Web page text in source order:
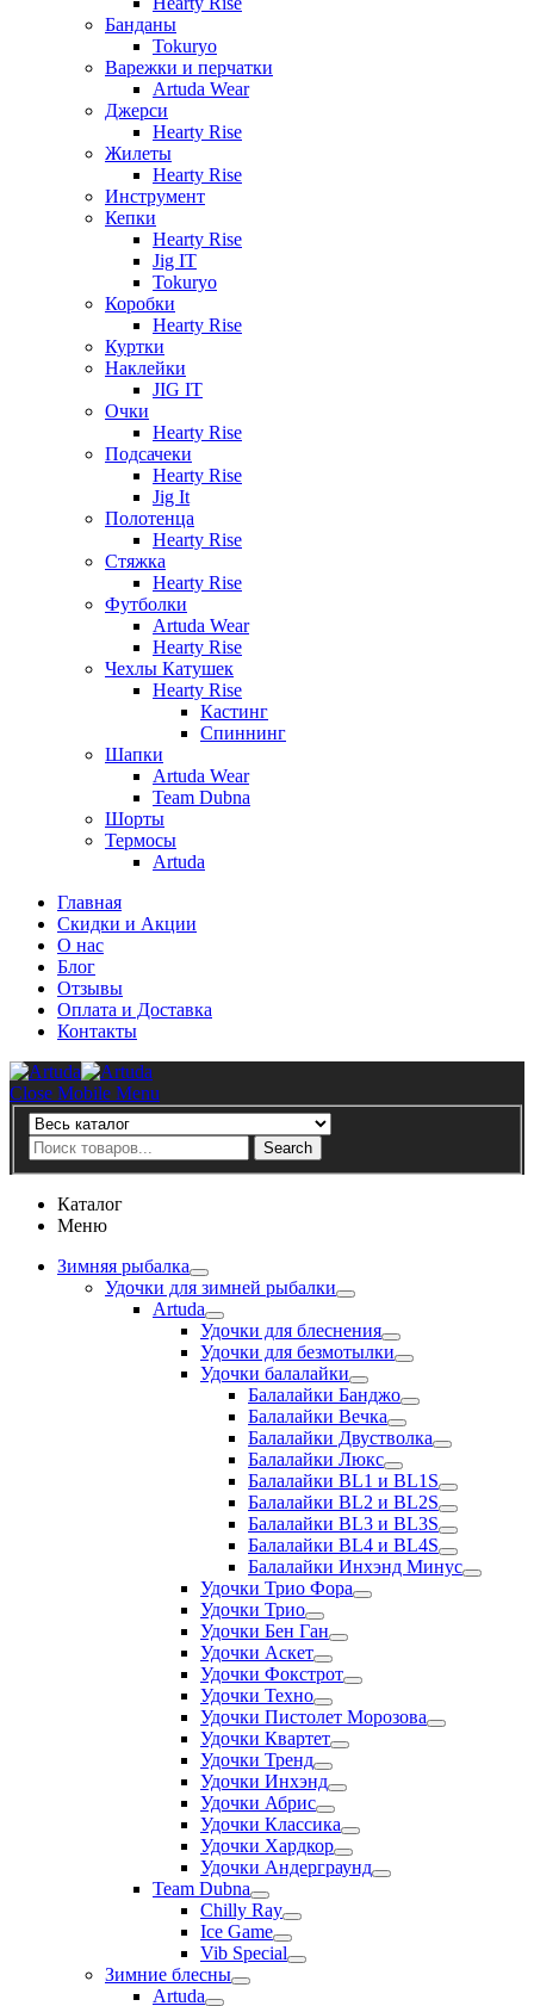
Банданы
Tokuryo
Варежки и перчатки
Artuda Wear
Джерси
Hearty Rise
Жилеты
Hearty Rise
Инструмент
Кепки
Hearty Rise
Jig IT
Tokuryo
Коробки
Hearty Rise
Куртки
Наклейки
JIG IT
Очки
Hearty Rise
Подсачеки
Hearty Rise
Jig It
Полотенца
Hearty Rise
Стяжка
Hearty Rise
Футболки
Artuda Wear
Hearty Rise
Чехлы Катушек
Hearty Rise
Кастинг
Спиннинг
Шапки
Artuda Wear
Team Dubna
Шорты
Термосы
Artuda
Главная
Скидки и Акции
О нас
Блог
Отзывы
Оплата и Доставка
Контакты
Artuda
Close Mobile Menu
Search
Search
Каталог
Меню
Зимняя рыбалка
Удочки для зимней рыбалки
Artuda
Удочки для блеснения
Удочки для безмотылки
Удочки балалайки
Балалайки Банджо
Балалайки Вечка
Балалайки Двустволка
Балалайки Люкс
Балалайки BL1 и BL1S
Балалайки BL2 и BL2S
Балалайки BL3 и BL3S
Балалайки BL4 и BL4S
Балалайки Инхэнд Минус
Удочки Трио Фора
Удочки Трио
Удочки Бен Ган
Удочки Аскет
Удочки Фокстрот
Удочки Техно
Удочки Пистолет Морозова
Удочки Квартет
Удочки Тренд
Удочки Инхэнд
Удочки Абрис
Удочки Классика
Удочки Хардкор
Удочки Андерграунд
Team Dubna
Chilly Ray
Ice Game
Vib Special
Зимние блесны
Artuda